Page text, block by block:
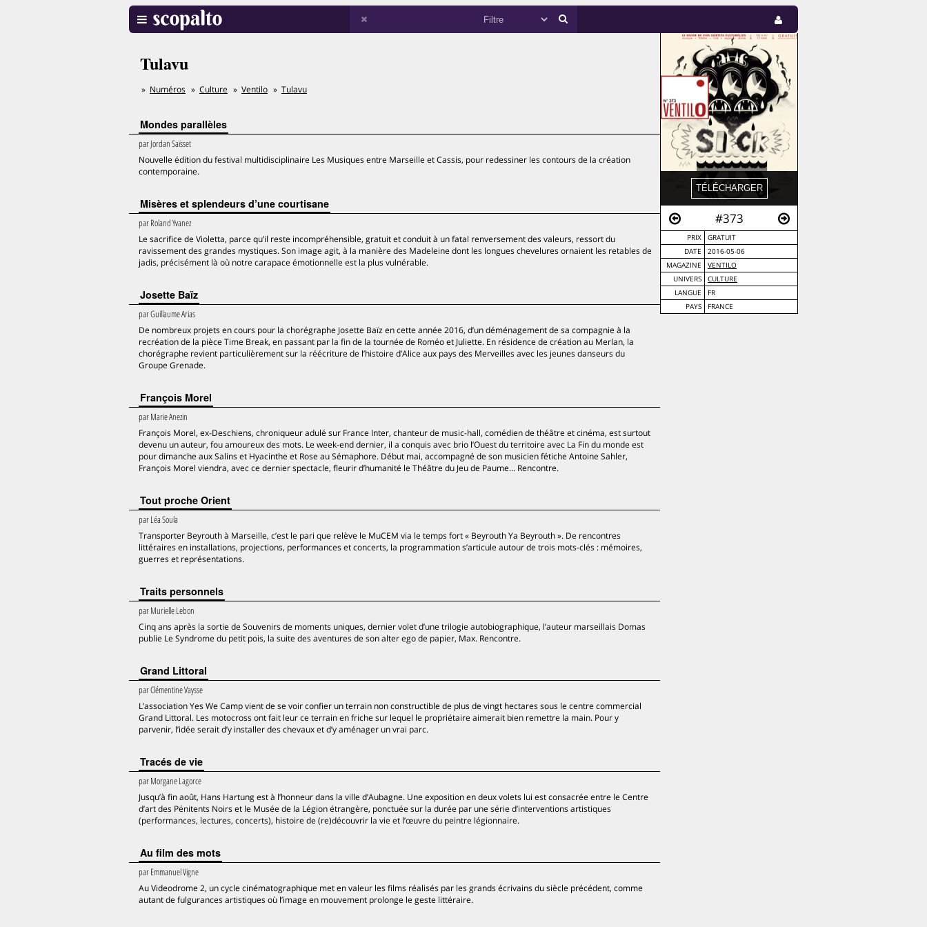
#373
PRIX
GRATUIT
DATE
2016-05-06
MAGAZINE
VENTILO
UNIVERS
CULTURE
LANGUE
FR
PAYS
FRANCE
Tulavu
Numéros Culture Ventilo Tulavu
Mondes parallèles
parJordan Saïsset
Nouvelle édition du festival multidisciplinaire Les Musiques entre Marseille et Cassis, pour redessiner les contours de la création
contemporaine.
Misères et splendeurs d’une courtisane
parRoland Yvanez
Le sacrifice de Violetta, parce qu’il reste incompréhensible, gratuit et conduit à un fatal renversement des valeurs, ressort du
ravissement des grandes mystiques. Son image agit, à la manière des Madeleine dont les longues chevelures ornaient les retables de
jadis, précisément là où notre carapace émotionnelle est la plus vulnérable.
Josette Baïz
parGuillaume Arias
De nombreux projets en cours pour la chorégraphe Josette Baïz en cette année 2016, d’un déménagement de sa compagnie à la
recréation de la pièce Time Break, en passant par la fin de la tournée de Roméo et Juliette. En résidence de création au Merlan, la
chorégraphe revient particulièrement sur la réécriture de l’histoire d’Alice aux pays des Merveilles avec les jeunes danseurs du
Groupe Grenade.
François Morel
parMarie Anezin
François Morel, ex-Deschiens, chroniqueur adulé sur France Inter, chanteur de music-hall, comédien de théâtre et cinéma, est surtout
devenu un auteur, fou amoureux des mots. Le week-end dernier, il a conquis avec brio l’Ouest du territoire avec La Fin du monde est
pour dimanche aux Salins et Hyacinthe et Rose au Sémaphore. Début mai, accompagné de son musicien fétiche Antoine Sahler,
François Morel viendra, avec ce dernier spectacle, fleurir d’humanité le Théâtre du Jeu de Paume... Rencontre.
Tout proche Orient
parLéa Soula
Transporter Beyrouth à Marseille, c’est le pari que relève le MuCEM via le temps fort « Beyrouth Ya Beyrouth ». De rencontres
littéraires en installations, projections, performances et concerts, la programmation s’articule autour de trois mots-clés : mémoires,
guerres et représentations.
Traits personnels
parMurielle Lebon
Cinq ans après la sortie de Souvenirs de moments uniques, dernier volet d’une trilogie autobiographique, l’auteur marseillais Domas
publie Le Syndrome du petit pois, la suite des aventures de son alter ego de papier, Max. Rencontre.
Grand Littoral
parClémentine Vaysse
L’association Yes We Camp vient de se voir confier un terrain non constructible de plus de vingt hectares sous le centre commercial
Grand Littoral. Les motocross ont fait leur ce terrain en friche sur lequel le propriétaire aimerait bien remettre la main. Pour y
parvenir, l’idée serait d’y installer des chevaux et d’y aménager un vrai parc.
Tracés de vie
parMorgane Lagorce
Jusqu’à fin août, Hans Hartung est à l’honneur dans la ville d’Aubagne. Une exposition en deux volets lui est consacrée entre le Centre
d’art des Pénitents Noirs et le Musée de la Légion étrangère, ponctuée sur la durée par une série d’interventions artistiques
(performances, lectures, concerts), histoire de (re)découvrir la vie et l’œuvre du peintre légionnaire.
Au film des mots
parEmmanuel Vigne
Au Videodrome 2, un cycle cinématographique met en valeur les films réalisés par les grands écrivains du siècle précédent, comme
autant de fulgurances artistiques où l’image en mouvement prolonge le geste littéraire.